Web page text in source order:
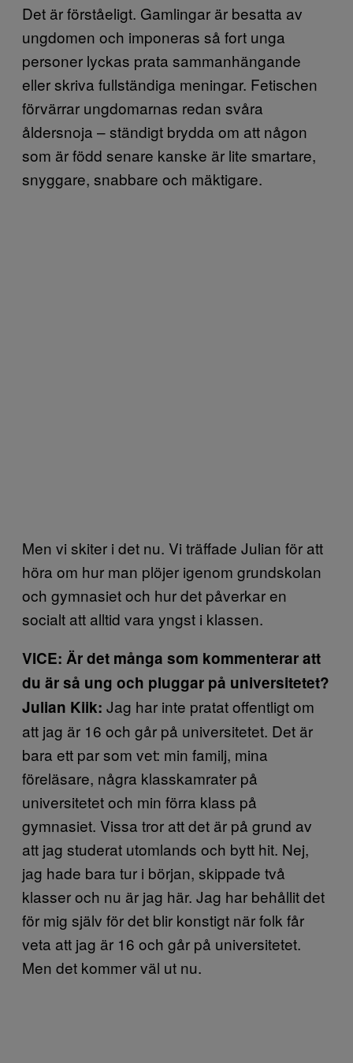
Det är förståeligt. Gamlingar är besatta av
ungdomen och imponeras så fort unga
personer lyckas prata sammanhängande
eller skriva fullständiga meningar. Fetischen
förvärrar ungdomarnas redan svåra
åldersnoja – ständigt brydda om att någon
som är född senare kanske är lite smartare,
snyggare, snabbare och mäktigare.
Men vi skiter i det nu. Vi träffade Julian för att
höra om hur man plöjer igenom grundskolan
och gymnasiet och hur det påverkar en
socialt att alltid vara yngst i klassen.
VICE: Är det många som kommenterar att
du är så ung och pluggar på universitetet?
Julian Kiik: Jag har inte pratat offentligt om
att jag är 16 och går på universitetet. Det är
bara ett par som vet: min familj, mina
föreläsare, några klasskamrater på
universitetet och min förra klass på
gymnasiet. Vissa tror att det är på grund av
att jag studerat utomlands och bytt hit. Nej,
jag hade bara tur i början, skippade två
klasser och nu är jag här. Jag har behållit det
för mig själv för det blir konstigt när folk får
veta att jag är 16 och går på universitetet.
Men det kommer väl ut nu.